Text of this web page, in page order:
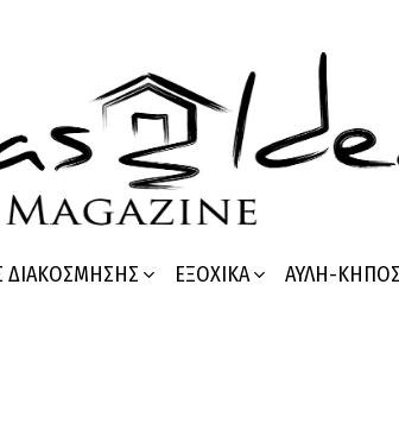
ΔΙΑΚΌΣΜΗΣΗΣ ΕΞΟΧΙΚΆ ΑΥΛΉ-